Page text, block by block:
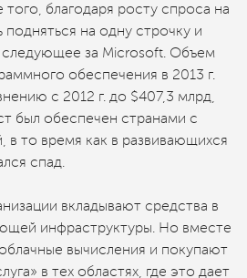
благодаря росту спроса на
подняться на одну строчку и
следующее за Microsoft. Объем
обеспечения в 2013 г.
с 2012 г. до $407,3 млрд,
был обеспечен странами с
в то время как в развивающихся
спад.
вкладывают средства в
инфраструктуры. Но вместе
вычисления и покупают
в тех областях, где это дает